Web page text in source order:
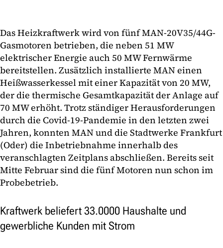
Das Heizkraftwerk wird von fünf MAN-20V35/44G-
Gasmotoren betrieben, die neben 51 MW
elektrischer Energie auch 50 MW Fernwärme
bereitstellen. Zusätzlich installierte MAN einen
Heißwasserkessel mit einer Kapazität von 20 MW,
der die thermische Gesamtkapazität der Anlage auf
70 MW erhöht. Trotz ständiger Herausforderungen
durch die Covid-19-Pandemie in den letzten zwei
Jahren, konnten MAN und die Stadtwerke Frankfurt
(Oder) die Inbetriebnahme innerhalb des
veranschlagten Zeitplans abschließen. Bereits seit
Mitte Februar sind die fünf Motoren nun schon im
Probebetrieb.
Kraftwerk beliefert 33.0000 Haushalte und
gewerbliche Kunden mit Strom